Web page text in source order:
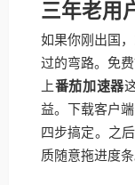
三年老用
如果你刚出国
过的弯路。免
上番茄加速器
益。下载客户
四步搞定。之
质随意拖进度条